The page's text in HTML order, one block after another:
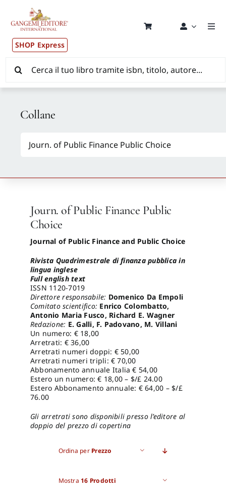
contenuto
SHOP Express
per:
Journ. of Public Finance Public
Choice
Journal of Public Finance and Public Choice
Rivista Quadrimestrale di finanza pubblica in
lingua inglese
Full english text
ISSN 1120-7019
Direttore responsabile: Domenico Da Empoli
Comitato scientifico: Enrico Colombatto,
Antonio Maria Fusco, Richard E. Wagner
Redazione: E. Galli, F. Padovano, M. Villani
Un numero: € 18,00
Arretrati: € 36,00
Arretrati numeri doppi: € 50,00
Arretrati numeri tripli: € 70,00
Abbonamento annuale Italia € 54,00
Estero un numero: € 18,00 – $/£ 24.00
Estero Abbonamento annuale: € 64,00 – $/£
76.00
Gli arretrati sono disponibili presso l’editore al
doppio del prezzo di copertina
Ordina per Prezzo
Mostra 16 Prodotti
Collane